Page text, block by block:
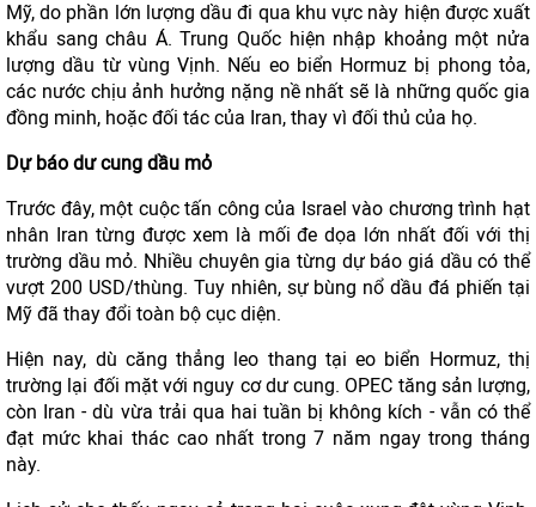
Mỹ, do phần lớn lượng dầu đi qua khu vực này hiện được xuất
khẩu sang châu Á. Trung Quốc hiện nhập khoảng một nửa
lượng dầu từ vùng Vịnh. Nếu eo biển Hormuz bị phong tỏa,
các nước chịu ảnh hưởng nặng nề nhất sẽ là những quốc gia
đồng minh, hoặc đối tác của Iran, thay vì đối thủ của họ.
Dự báo dư cung dầu mỏ
Trước đây, một cuộc tấn công của Israel vào chương trình hạt
nhân Iran từng được xem là mối đe dọa lớn nhất đối với thị
trường dầu mỏ. Nhiều chuyên gia từng dự báo giá dầu có thể
vượt 200 USD/thùng. Tuy nhiên, sự bùng nổ dầu đá phiến tại
Mỹ đã thay đổi toàn bộ cục diện.
Hiện nay, dù căng thẳng leo thang tại eo biển Hormuz, thị
trường lại đối mặt với nguy cơ dư cung. OPEC tăng sản lượng,
còn Iran - dù vừa trải qua hai tuần bị không kích - vẫn có thể
đạt mức khai thác cao nhất trong 7 năm ngay trong tháng
này.